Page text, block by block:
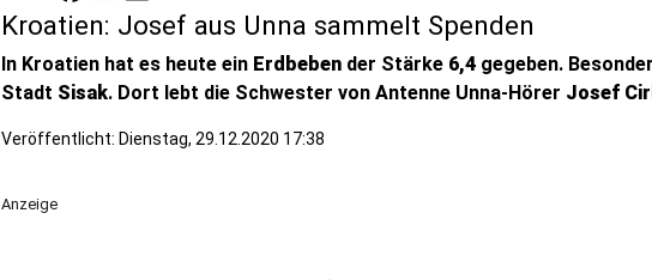
Kroatien: Josef aus Unna sammelt Spenden
In Kroatien hat es heute ein Erdbeben der Stärke 6,4 gegeben.
Stadt Sisak. Dort lebt die Schwester von Antenne Unna-Hörer Josef
Veröffentlicht: Dienstag, 29.12.2020 17:38
Anzeige